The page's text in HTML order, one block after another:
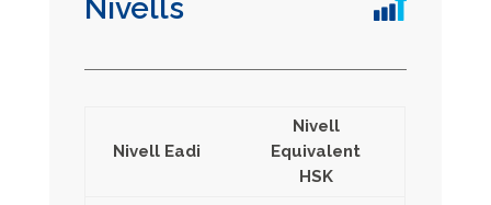
Nivells
Nivell Eadi
Nivell
Equivalent
HSK